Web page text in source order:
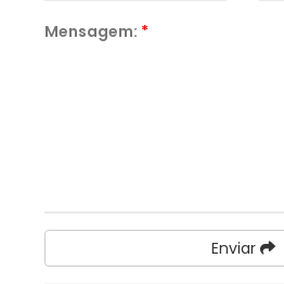
Mensagem: *
Enviar